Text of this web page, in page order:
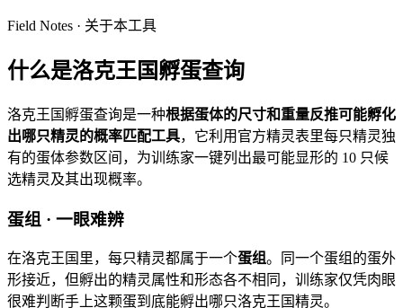
Field Notes · 关于本工具
什么是洛克王国孵蛋查询
洛克王国孵蛋查询是一种根据蛋体的尺寸和重量反推可能孵化
出哪只精灵的概率匹配工具，它利用官方精灵表里每只精灵独
有的蛋体参数区间，为训练家一键列出最可能显形的 10 只候
选精灵及其出现概率。
蛋组 · 一眼难辨
在洛克王国里，每只精灵都属于一个蛋组。同一个蛋组的蛋外
形接近，但孵出的精灵属性和形态各不相同，训练家仅凭肉眼
很难判断手上这颗蛋到底能孵出哪只洛克王国精灵。